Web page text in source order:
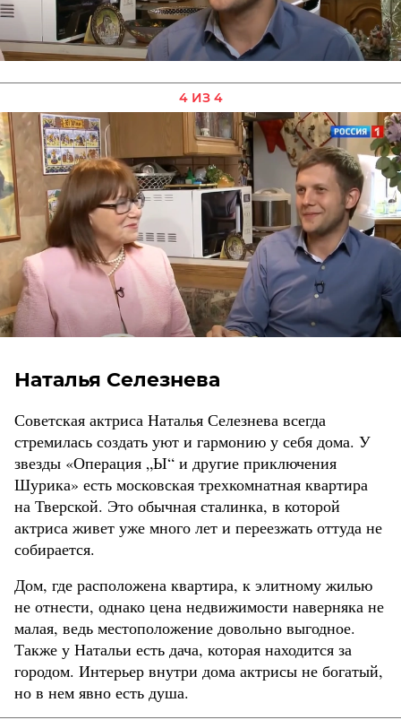
4 ИЗ 4
Наталья Селезнева
Советская актриса Наталья Селезнева всегда
стремилась создать уют и гармонию у себя дома. У
звезды «Операция „Ы“ и другие приключения
Шурика» есть московская трехкомнатная квартира
на Тверской. Это обычная сталинка, в которой
актриса живет уже много лет и переезжать оттуда не
собирается.
Дом, где расположена квартира, к элитному жилью
не отнести, однако цена недвижимости наверняка не
малая, ведь местоположение довольно выгодное.
Также у Натальи есть дача, которая находится за
городом. Интерьер внутри дома актрисы не богатый,
но в нем явно есть душа.